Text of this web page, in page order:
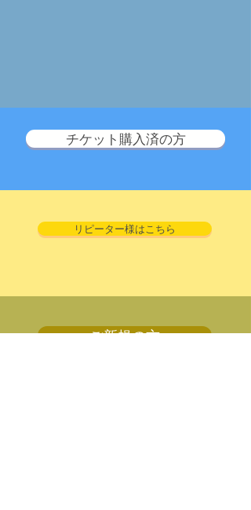
チケット購入済の方
リピーター様はこちら
ご新規の方